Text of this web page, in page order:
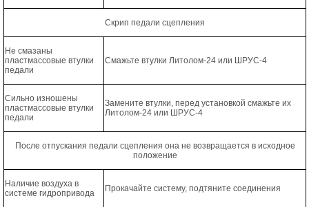
Скрип педали сцепления
Не смазаны
пластмассовые втулки
педали
Смажьте втулки Литолом-24 или ШРУС-4
Сильно изношены
пластмассовые втулки
педали
Замените втулки, перед установкой смажьте их
Литолом-24 или ШРУС-4
После отпускания педали сцепления она не возвращается в исходное
положение
Наличие воздуха в
системе гидропривода
Прокачайте систему, подтяните соединения